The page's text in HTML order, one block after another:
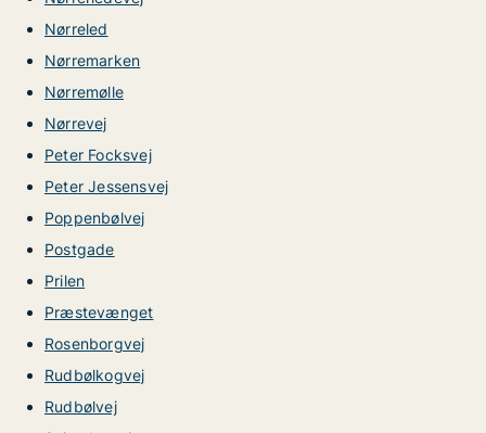
Nørreled
Nørremarken
Nørremølle
Nørrevej
Peter Focksvej
Peter Jessensvej
Poppenbølvej
Postgade
Prilen
Præstevænget
Rosenborgvej
Rudbølkogvej
Rudbølvej